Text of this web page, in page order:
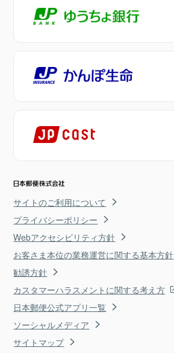
サイトのご利用について
プライバシーポリシー
Webアクセシビリティ方針
お客さま本位の業務運営に関する基本方針
勧誘方針
カスタマーハラスメントに関する考え方
日本郵便公式アプリ一覧
ソーシャルメディア
サイトマップ